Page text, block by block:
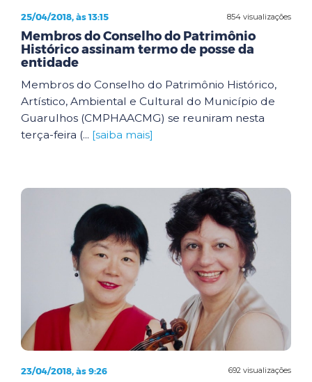
854 visualizações
25/04/2018, às 13:15
Membros do Conselho do Patrimônio
Histórico assinam termo de posse da
entidade
Membros do Conselho do Patrimônio Histórico,
Artístico, Ambiental e Cultural do Município de
Guarulhos (CMPHAACMG) se reuniram nesta
terça-feira (... [saiba mais]
692 visualizações
23/04/2018, às 9:26